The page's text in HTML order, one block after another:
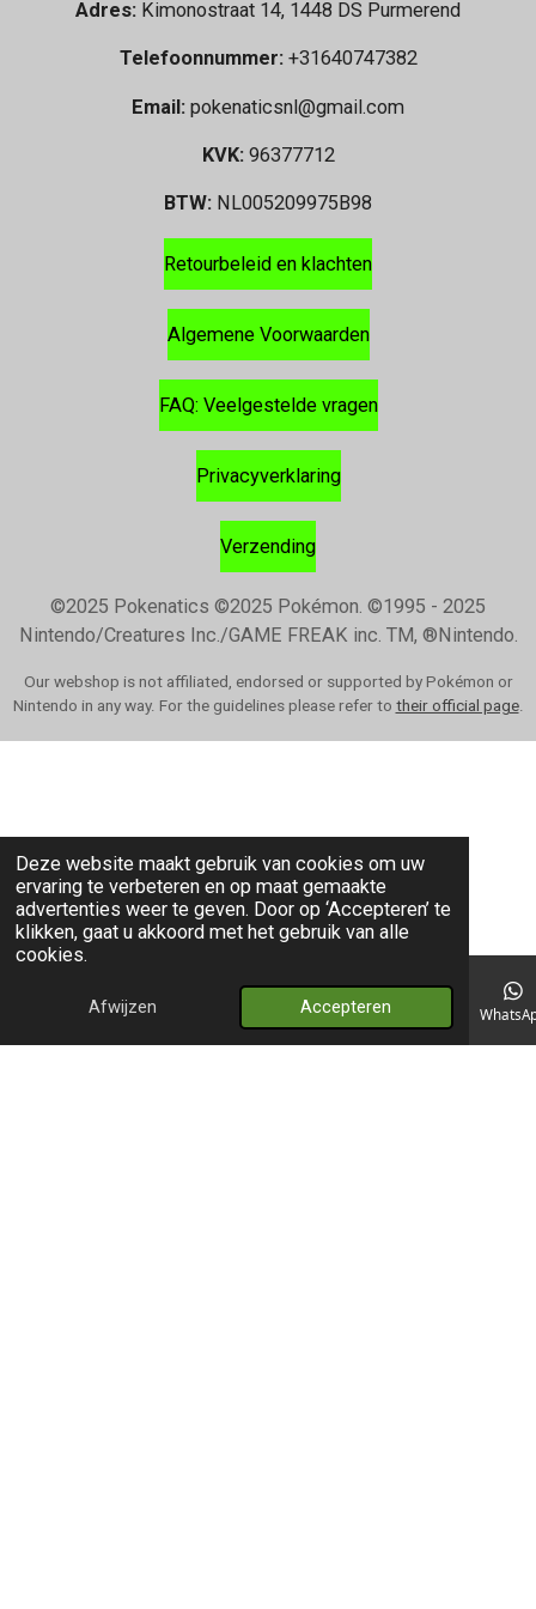
Deze website maakt gebruik van cookies om uw
ervaring te verbeteren en op maat gemaakte
advertenties weer te geven. Door op ‘Accepteren’ te
klikken, gaat u akkoord met het gebruik van alle
cookies.
Afwijzen Accepteren
Adres: Kimonostraat 14, 1448 DS Purmerend
Telefoonnummer:+31640747382
Email: pokenaticsnl@gmail.com
KVK:96377712
BTW: NL005209975B98
Retourbeleid en klachten
Algemene Voorwaarden
FAQ: Veelgestelde vragen
Privacyverklaring
Verzending
©2025 Pokenatics ©2025 Pokémon. ©1995 - 2025
Nintendo/Creatures Inc./GAME FREAK inc. TM, ®Nintendo.
Our webshop is not affiliated, endorsed or supported by Pokémon or
Nintendo in any way. For the guidelines please refer to their official page.
E-mailadres Kaart